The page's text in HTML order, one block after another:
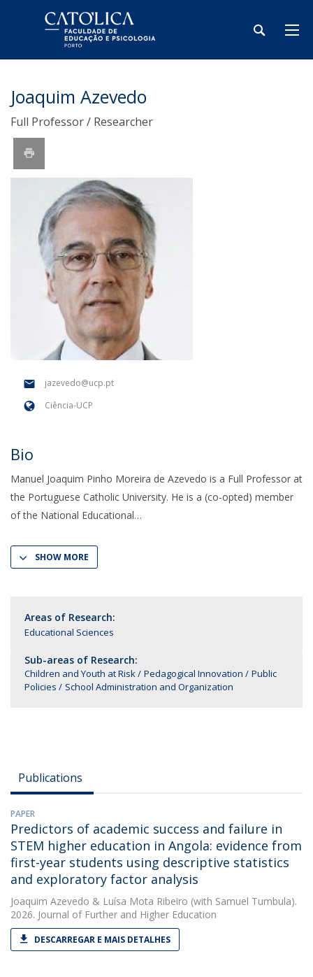
Joaquim Azevedo
Full Professor / Researcher
jazevedo@ucp.pt
Ciência-UCP
Bio
Manuel Joaquim Pinho Moreira de Azevedo is a Full Professor at
the Portuguese Catholic University. He is a (co-opted) member
of the National Educational
SHOW MORE
Areas of Research:
Educational Sciences
Sub-areas of Research:
Children and Youth at Risk Pedagogical Innovation
Public
Policies
School Administration and Organization
Publications
PAPER
Predictors of academic success and failure in
STEM higher education in Angola: evidence from
first-year students using descriptive statistics
and exploratory factor analysis
Joaquim Azevedo & Luísa Mota Ribeiro (with Samuel Tumbula).
2026. Journal of Further and Higher Education
DESCARREGAR E MAIS DETALHES